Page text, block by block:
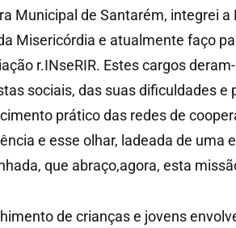
Municipal de Santarém, integrei
Misericórdia e atualmente faço
r.INseRIR. Estes cargos
sociais, das suas dificuldades
prático das redes de
e esse olhar, ladeada de uma
que abraço,agora, esta
de crianças e jovens